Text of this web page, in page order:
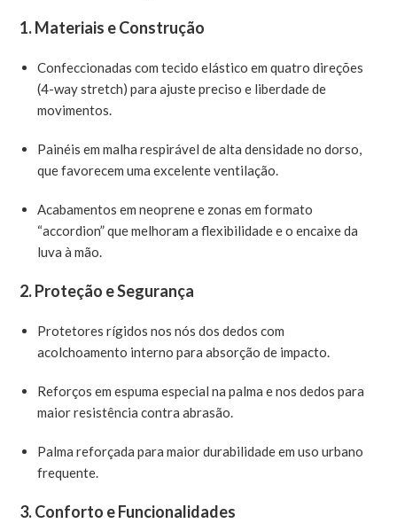
1.Materiais e Construção
Confeccionadas com tecido elástico em quatro direções
(4-way stretch) para ajuste preciso e liberdade de
movimentos.
Painéis em malha respirável de alta densidade no dorso,
que favorecem uma excelente ventilação.
Acabamentos em neoprene e zonas em formato
“accordion” que melhoram a flexibilidade e o encaixe da
luva à mão.
2.Proteção e Segurança
Protetores rígidos nos nós dos dedos com
acolchoamento interno para absorção de impacto.
Reforços em espuma especial na palma e nos dedos para
maior resistência contra abrasão.
Palma reforçada para maior durabilidade em uso urbano
frequente.
3.Conforto e Funcionalidades